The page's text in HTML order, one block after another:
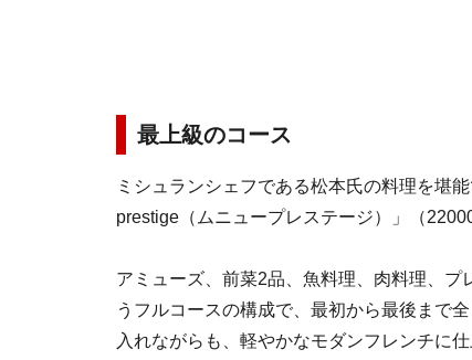
最上級のコース
ミシュランシェフである松本氏の料理を堪
prestige（ムニュープレステージ）」（
アミューズ、前菜2品、魚料理、肉料理、
うフルコースの構成で、最初から最後まで
入れながらも、軽やかなモダンフレンチに仕